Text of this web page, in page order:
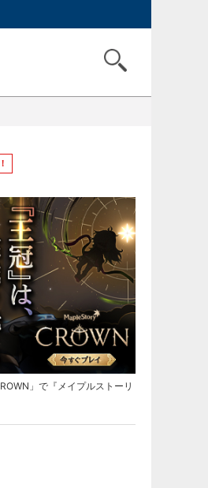
」で『メイプルストーリ